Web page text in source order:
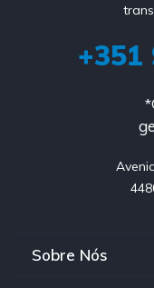
+351
Sobre Nós